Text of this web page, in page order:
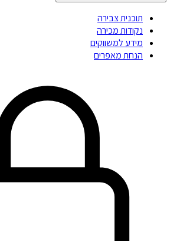
תוכנית צבירה
נקודות מכירה
מידע למשווקים
הנחת מאפרים